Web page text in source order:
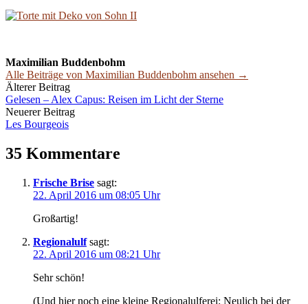
Maximilian Buddenbohm
Alle Beiträge von Maximilian Buddenbohm ansehen →
Beitrags-
Navigation
Älterer Beitrag
Gelesen – Alex Capus: Reisen im Licht der Sterne
Neuerer Beitrag
Les Bourgeois
35 Kommentare
Frische Brise sagt:
22. April 2016 um 08:05 Uhr
Großartig!
Regionalulf sagt:
22. April 2016 um 08:21 Uhr
Sehr schön!
(Und hier noch eine kleine Regionalulferei: Neulich bei der